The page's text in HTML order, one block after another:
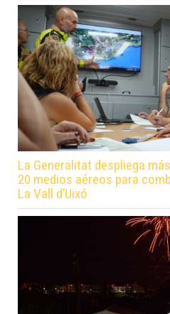
La Generalitat despliega
20 medios aéreos para
La Vall d’Uixó